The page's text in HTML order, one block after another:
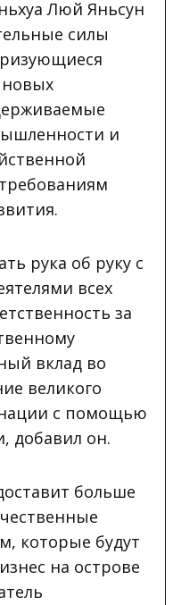
Люй Яньсун
силы
и
рука об руку с
всех
за
вклад во
великого
с помощью
добавил он.
больше
которые будут
на острове